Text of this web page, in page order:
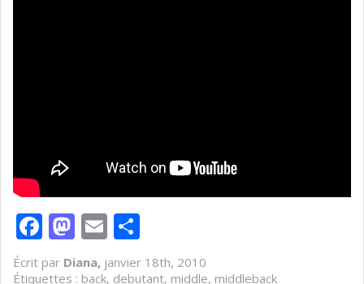
Facebook
Mastodon
Email
Écrit par Diana, janvier 18th, 2010
Étiquettes : back, debutant, middle, middleback